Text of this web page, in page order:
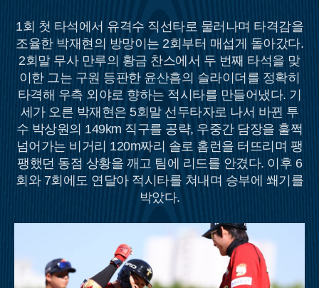
1회 첫 타석에서 유격수 직선타로 물러나며 타격감을
조율한 박재현의 방망이는 2회부터 매섭게 돌아갔다.
2회말 무사 만루의 황금 찬스에서 두 번째 타석을 맞
이한 그는 구원 등판한 윤산흠의 슬라이더를 정확히
타격해 우측 외야로 향하는 적시타를 만들어냈다. 기
세가 오른 박재현은 5회말 선두타자로 나서 바뀐 투
수 박상원의 149km 직구를 공략, 우중간 담장을 훌쩍
넘어가는 비거리 120m짜리 솔로 홈런을 터뜨리며 팽
팽했던 동점 상황을 깨고 팀에 리드를 안겼다. 이후 6
회와 7회에도 연달아 적시타를 쳐내며 승부에 쐐기를
박았다.